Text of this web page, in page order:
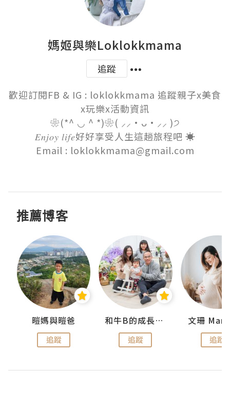
媽姬與樂Loklokkmama
追蹤
歡迎訂閱FB & IG : loklokkmama 追蹤親子x美食
x玩樂x活動資訊
❀(*^ ◡ ^ *)❀( ⸝⸝•ᴗ•⸝⸝ )੭
𝐸𝑛𝑗𝑜𝑦 𝑙𝑖𝑓𝑒好好享受人生這趟旅程吧 ☀︎︎
Email : loklokkmama@gmail.com
推薦博客
暟媽與暟爸
追蹤
和牛B的成長日記
追蹤
文珊
追蹤